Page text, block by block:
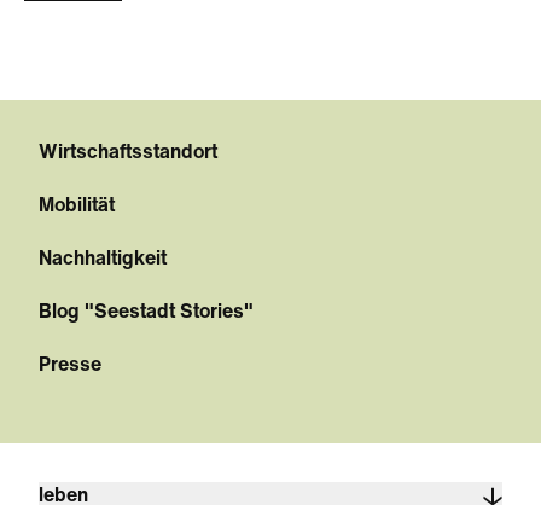
Wirtschaftsstandort
Mobilität
Nachhaltigkeit
Blog "Seestadt Stories"
Presse
leben